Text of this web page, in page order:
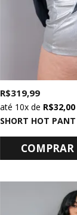
R$ 319,99
10xde R$ 32,00
COMPRAR